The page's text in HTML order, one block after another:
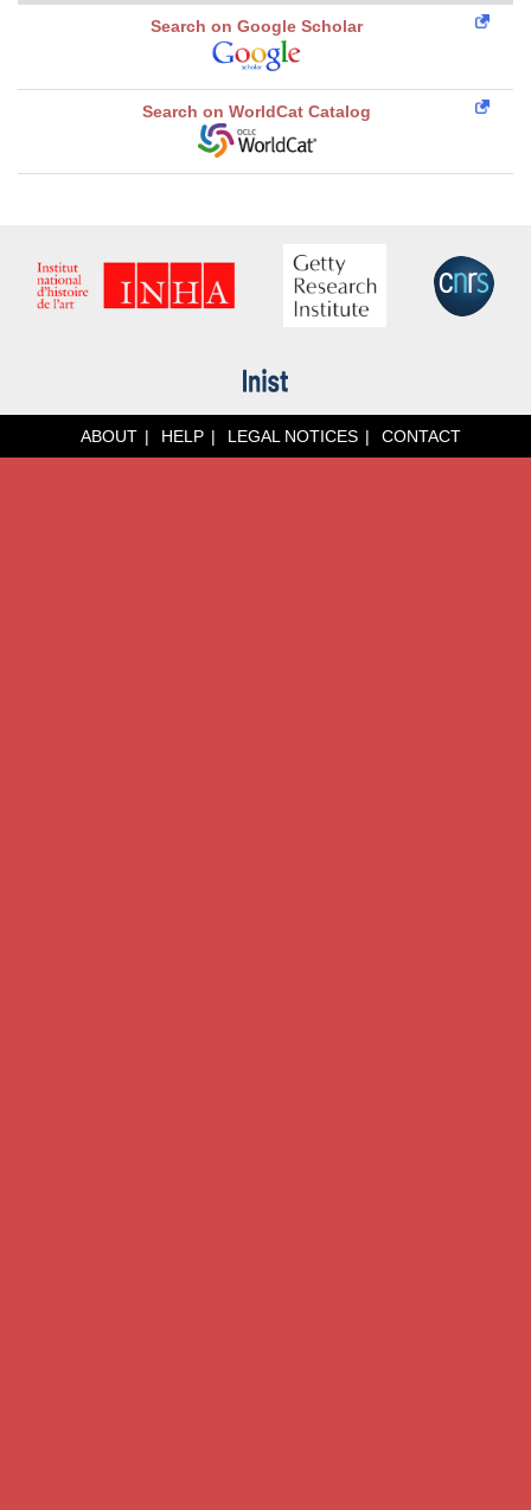
Search on Google Scholar
Search on WorldCat Catalog
ABOUT HELP LEGAL NOTICES CONTACT